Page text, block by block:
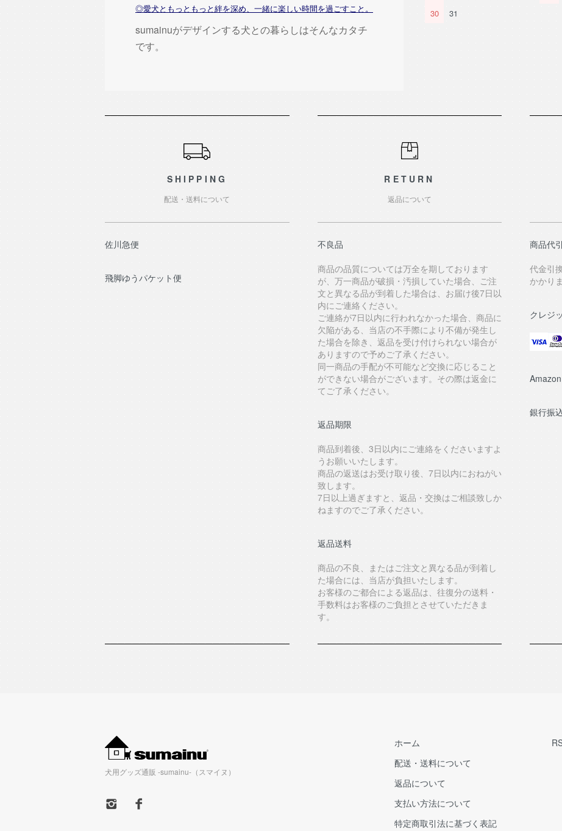
◎愛犬ともっともっと絆を深め、一緒に楽しい時間を過ごすこと。
sumainuがデザインする犬との暮らしはそんなカタチ
です。
30
31
SHIPPING
配送・送料について
佐川急便
飛脚ゆうパケット便
RETURN
返品について
不良品
商品の品質については万全を期しております
が、万一商品が破損・汚損していた場合、ご注
文と異なる品が到着した場合は、お届け後7日以
内にご連絡ください。
ご連絡が7日以内に行われなかった場合、商品に
欠陥がある、当店の不手際により不備が発生し
た場合を除き、返品を受け付けられない場合が
ありますので予めご了承ください。
同一商品の手配が不可能など交換に応じること
ができない場合がございます。その際は返金に
てご了承ください。
返品期限
商品到着後、3日以内にご連絡をくださいますよ
うお願いいたします。
商品の返送はお受け取り後、7日以内におねがい
致します。
7日以上過ぎますと、返品・交換はご相談致しか
ねますのでご了承ください。
返品送料
商品の不良、またはご注文と異なる品が到着し
た場合には、当店が負担いたします。
お客様のご都合による返品は、往復分の送料・
手数料はお客様のご負担とさせていただきま
す。
商品代
代⾦引
かかり
クレジ
銀行振
犬用グッズ通販 -sumainu-（スマイヌ）
ホーム
配送・送料について
返品について
支払い方法について
特定商取引法に基づく表記